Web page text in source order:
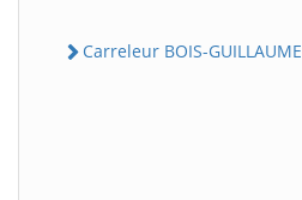
Carreleur BOIS-GUILLAUME